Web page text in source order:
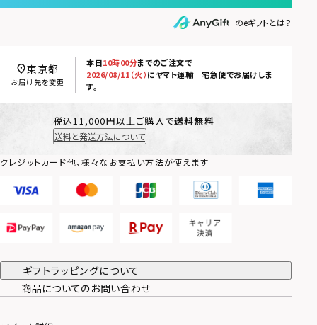
のeギフトとは？
本日10時00分までのご注文で
2026/08/11（火）にヤマト運輸 宅急便でお届けしま
す。
東京都
お届け先を変更
税込11,000円以上ご購入で送料無料
送料と発送方法について
クレジットカード他、様々なお支払い方法が使えます
ギフトラッピングについて
商品についてのお問い合わせ